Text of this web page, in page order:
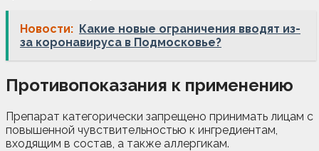
Новости: Какие новые ограничения вводят из-
за коронавируса в Подмосковье?
Противопоказания к применению
Препарат категорически запрещено принимать лицам с
повышенной чувствительностью к ингредиентам,
входящим в состав, а также аллергикам.